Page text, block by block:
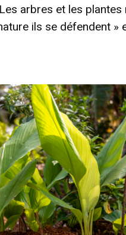
arbres et les
ils se défendent